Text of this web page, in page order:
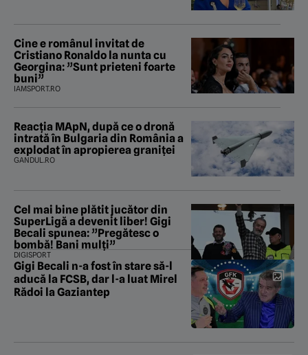
Cine e românul invitat de
Cristiano Ronaldo la nunta cu
Georgina: ”Sunt prieteni foarte
buni”
IAMSPORT.RO
Reacția MApN, după ce o dronă
intrată în Bulgaria din România a
explodat în apropierea graniței
GANDUL.RO
Cel mai bine plătit jucător din
SuperLigă a devenit liber! Gigi
Becali spunea: ”Pregătesc o
bombă! Bani mulți”
DIGISPORT
Gigi Becali n-a fost în stare să-l
aducă la FCSB, dar l-a luat Mirel
Rădoi la Gaziantep